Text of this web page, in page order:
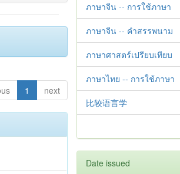
1 next
ภาษาจีน -- การใช้ภาษา
ภาษาจีน -- คำสรรพนาม
ภาษาศาสตร์เปรียบเทียบ
ภาษาไทย -- การใช้ภาษา
比较语言学
Date issued